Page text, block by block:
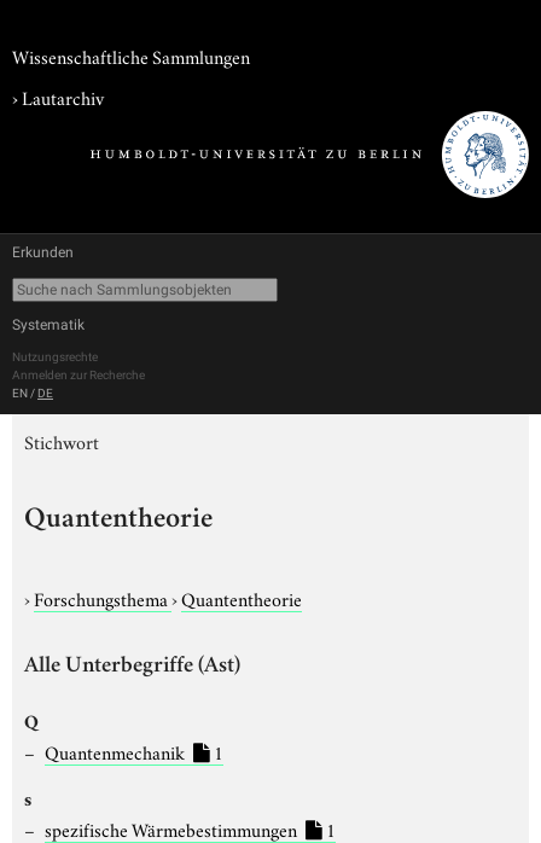
Wissenschaftliche Sammlungen
›Lautarchiv
Erkunden
Systematik
Nutzungsrechte
Anmelden zur Recherche
EN / DE
Stichwort
Quantentheorie
›Forschungsthema›Quantentheorie
Alle Unterbegriffe (Ast)
Q
Quantenmechanik 1
s
spezifische Wärmebestimmungen 1